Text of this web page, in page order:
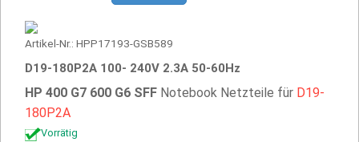
Artikel-Nr.: HPP17193-GSB589
D19-180P2A 100- 240V 2.3A 50-60Hz
HP 400 G7 600 G6 SFF Notebook Netzteile für D19-
180P2A
Vorrätig